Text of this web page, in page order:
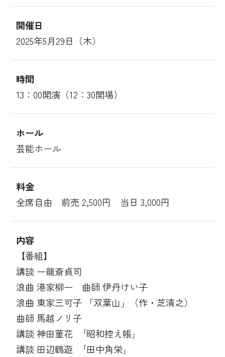
開催日
2025年5月29日（木）
時間
13：00開演（12：30開場）
ホール
芸能ホール
料金
全席自由 前売 2,500円 当日 3,000円
内容
【番組】
講談 一龍斎貞司
浪曲 港家柳一 曲師 伊丹けい子
浪曲 東家三可子 「双葉山」（作・芝清之）
曲師 馬越ノリ子
講談 神田菫花 ｢昭和控え帳｣
講談 田辺鶴遊 ｢田中角栄｣